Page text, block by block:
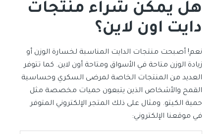
هل يمكن شراء منتجات
دايت اون لاين؟
نعم! أصبحت منتجات الدايت المناسبة لخسارة الوزن أو
زيادة الوزن متاحة في الأسواق ومتاحة أون لاين. كما تتوفر
العديد من المنتجات الخاصة لمرضى السكري وحساسية
القمح والأشخاص الذين يتبعون حميات مخصصة مثل
حمية الكيتو. ومثال على ذلك المتجر الإلكتروني المتوفر
في موقعنا الإلكتروني: